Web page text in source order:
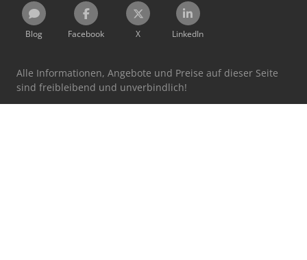
Blog Facebook X LinkedIn
Alle Informationen, Angebote und Preise auf dieser Seite
sind freibleibend und unverbindlich!